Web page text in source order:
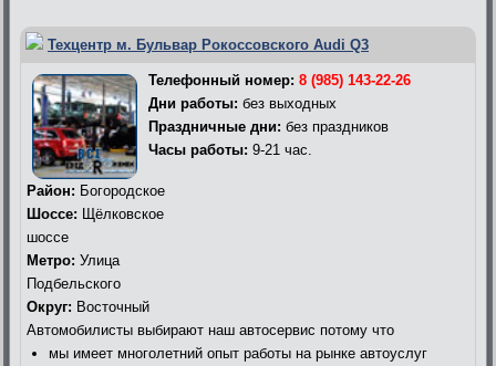
Техцентр м. Бульвар Рокоссовского Audi Q3
Телефонный номер: 8 (985) 143-22-26
Дни работы: без выходных
Праздничные дни: без праздников
Часы работы: 9-21 час.
Район: Богородское
Шоссе: Щёлковское
шоссе
Метро: Улица
Подбельского
Округ: Восточный
Автомобилисты выбирают наш автосервис потому что
мы имеет многолетний опыт работы на рынке автоуслуг